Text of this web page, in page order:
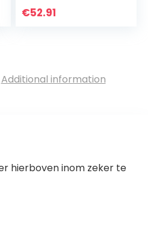
Sports-Cam met
€52.91
Additional information
hierboven inom zeker te